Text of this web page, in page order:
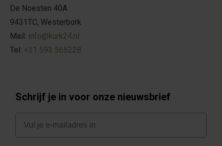
De Noesten 40A
9431TC, Westerbork
Mail: info@kurk24.nl
Tel: +31 593 565228
Schrijf je in voor onze nieuwsbrief
E-mail